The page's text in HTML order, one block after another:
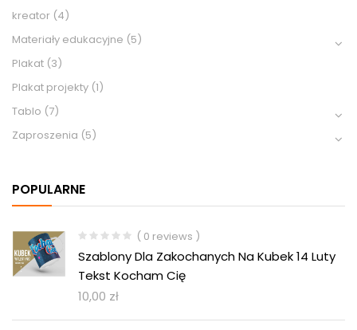
kreator (4)
Materiały edukacyjne (5)
Plakat (3)
Plakat projekty (1)
Tablo (7)
Zaproszenia (5)
POPULARNE
( 0 reviews )
Szablony Dla Zakochanych Na Kubek 14 Luty
Tekst Kocham Cię
10,00 zł